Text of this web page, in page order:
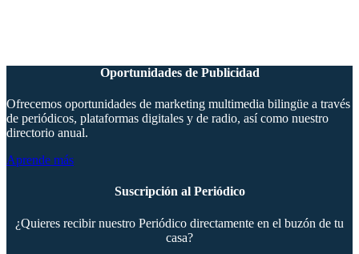
Oportunidades de Publicidad
Ofrecemos oportunidades de marketing multimedia bilingüe a través
de periódicos, plataformas digitales y de radio, así como nuestro
directorio anual.
Aprende más
Suscripción al Periódico
¿Quieres recibir nuestro Periódico directamente en el buzón de tu
casa?